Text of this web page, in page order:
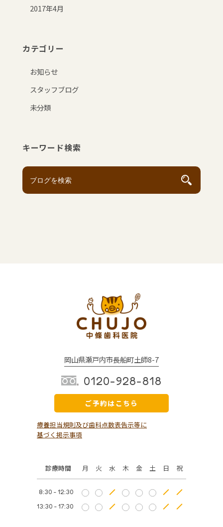
2017年4月
カテゴリー
お知らせ
スタッフブログ
未分類
キーワード検索
岡山県瀬戸内市長船町土師8-7
0120-928-818
ご予約はこちら
診療時間 月 火 水 木 金 土 日 祝
8:30 - 12:30
13:30 - 17:30
療養担当規則及び歯科点数表告示等に
基づく掲示事項